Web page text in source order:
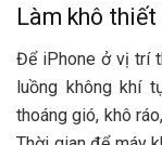
Làm khô
Để iPhone ở vị trí
luồng không khí
thoáng gió, khô